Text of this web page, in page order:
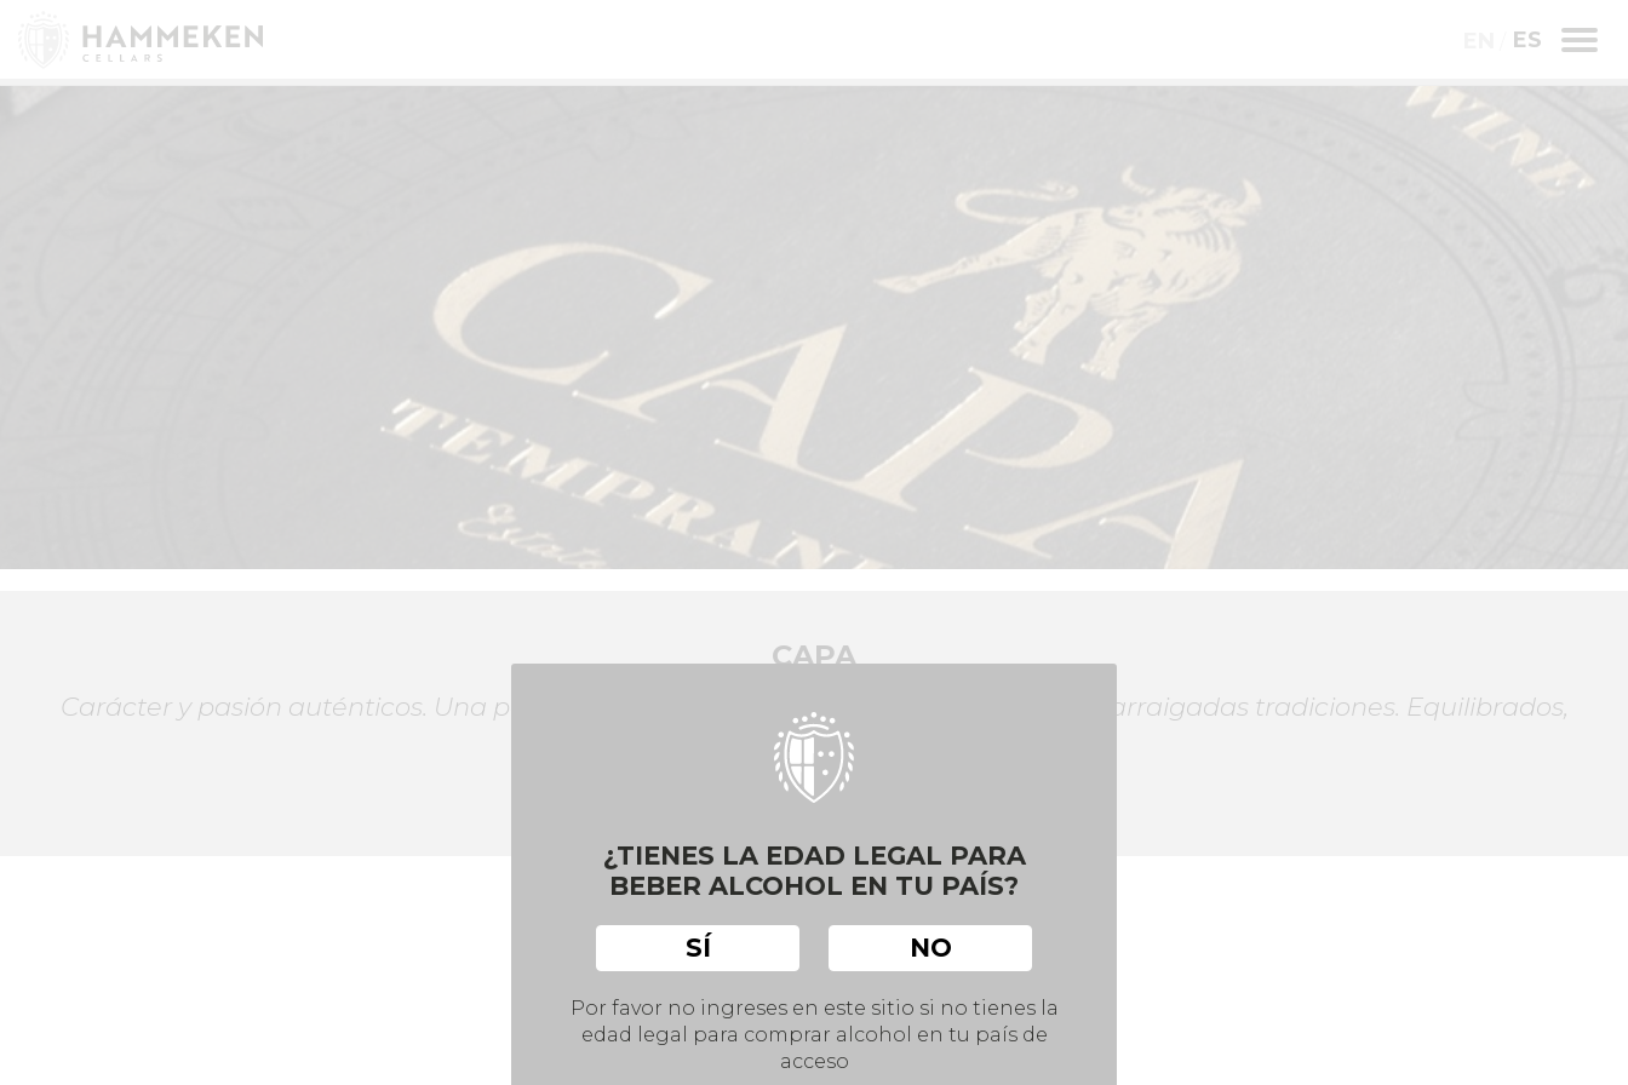
ES
CAPA
Carácter y pasión auténticos. Una potente interpretación de una región vinícola de arraigadas tradiciones. Equilibrados,
frescos, sorprendentes.
VOLVER
¿TIENES LA EDAD LEGAL PARA
BEBER ALCOHOL EN TU PAÍS?
SÍ NO
Por favor no ingreses en este sitio si no tienes la
edad legal para comprar alcohol en tu país de
acceso